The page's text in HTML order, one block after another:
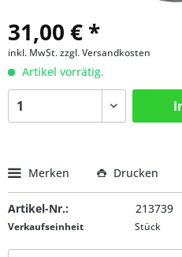
31,00 € *
inkl. MwSt.zzgl. Versandkosten
Artikel vorrätig.
Merken Drucken
Artikel-Nr.: 213739
Verkaufseinheit Stück